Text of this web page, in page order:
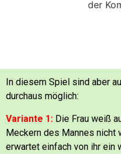
In diesem Spiel sind aber
durchaus möglich:
Variante 1: Die Frau weiß
Meckern des Mannes nicht
erwartet einfach von ihr ein